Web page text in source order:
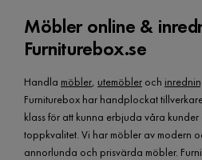
Möbler online &
Furniturebox.se
Handla möbler, utemöbler och
Furniturebox har handplockat
klass för att kunna erbjuda våra
toppkvalitet. Vi har möbler av modern
annorlunda och prisvärda möbler.